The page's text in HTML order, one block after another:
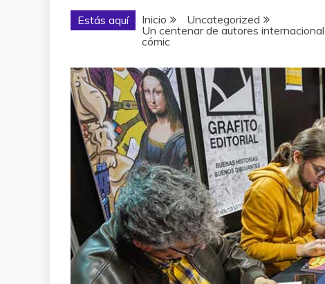
Estás aquí Inicio
Uncategorized
Un centenar de autores
cómic